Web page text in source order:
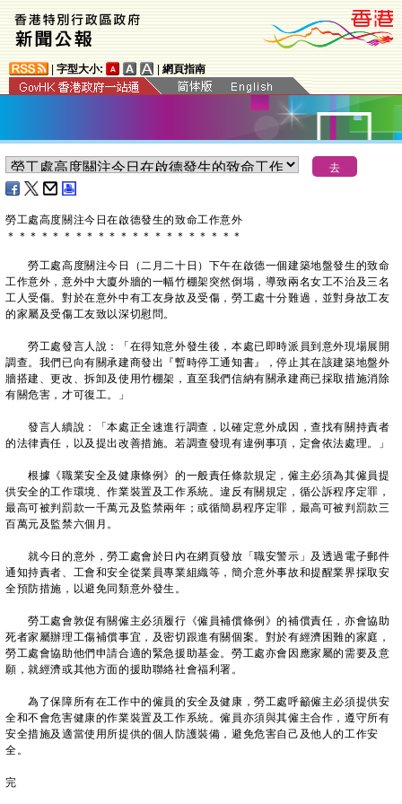
字型大小: 網頁指南
​勞工處高度關注今日在啟德發生的致命工作意外
＊ ＊ ＊ ＊ ＊ ＊ ＊ ＊ ＊ ＊ ＊ ＊ ＊ ＊ ＊ ＊ ＊ ＊ ＊ ＊ ＊
勞工處高度關注今日（二月二十日）下午在啟德一個建築地盤發生的致命
工作意外，意外中大廈外牆的一幅竹棚架突然倒塌，導致兩名女工不治及三名
工人受傷。對於在意外中有工友身故及受傷，勞工處十分難過，並對身故工友
的家屬及受傷工友致以深切慰問。
勞工處發言人說：「在得知意外發生後，本處已即時派員到意外現場展開
調查。我們已向有關承建商發出『暫時停工通知書』，停止其在該建築地盤外
牆搭建、更改、拆卸及使用竹棚架，直至我們信納有關承建商已採取措施消除
有關危害，才可復工。」
發言人續說：「本處正全速進行調查，以確定意外成因，查找有關持責者
的法律責任，以及提出改善措施。若調查發現有違例事項，定會依法處理。」
根據《職業安全及健康條例》的一般責任條款規定，僱主必須為其僱員提
供安全的工作環境、作業裝置及工作系統。違反有關規定，循公訴程序定罪，
最高可被判罰款一千萬元及監禁兩年；或循簡易程序定罪，最高可被判罰款三
百萬元及監禁六個月。
就今日的意外，勞工處會於日內在網頁發放「職安警示」及透過電子郵件
通知持責者、工會和安全從業員專業組織等，簡介意外事故和提醒業界採取安
全預防措施，以避免同類意外發生。
勞工處會敦促有關僱主必須履行《僱員補償條例》的補償責任，亦會協助
死者家屬辦理工傷補償事宜，及密切跟進有關個案。對於有經濟困難的家庭，
勞工處會協助他們申請合適的緊急援助基金。勞工處亦會因應家屬的需要及意
願，就經濟或其他方面的援助聯絡社會福利署。
為了保障所有在工作中的僱員的安全及健康，勞工處呼籲僱主必須提供安
全和不會危害健康的作業裝置及工作系統。僱員亦須與其僱主合作，遵守所有
安全措施及適當使用所提供的個人防護裝備，避免危害自己及他人的工作安
全。
完